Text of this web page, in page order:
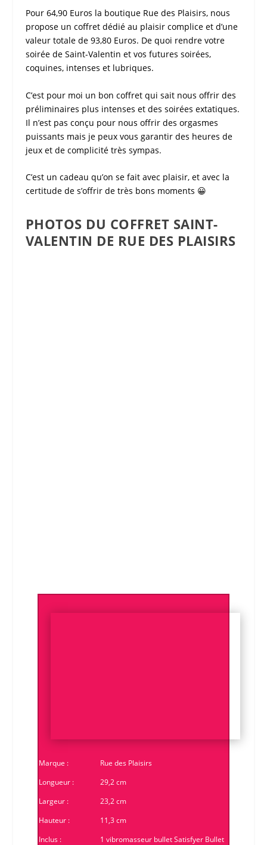
Pour 64,90 Euros la boutique Rue des Plaisirs, nous
propose un coffret dédié au plaisir complice et d’une
valeur totale de 93,80 Euros. De quoi rendre votre
soirée de Saint-Valentin et vos futures soirées,
coquines, intenses et lubriques.
C’est pour moi un bon coffretqui sait nous offrir des
préliminaires plus intenses et des soirées extatiques.
Il n’est pas conçu pour nous offrir des orgasmes
puissants mais je peux vous garantir des heures de
jeux et de complicité très sympas.
C’est un cadeau qu’on se fait avec plaisir, et avec la
certitude de s’offrir de très bons moments 😀
PHOTOS DU COFFRET SAINT-
VALENTIN DE RUE DES PLAISIRS
Marque :
Rue des Plaisirs
Longueur :
29,2 cm
Largeur :
23,2 cm
Hauteur :
11,3 cm
Inclus :
1 vibromasseur bulletSatisfyerBullet